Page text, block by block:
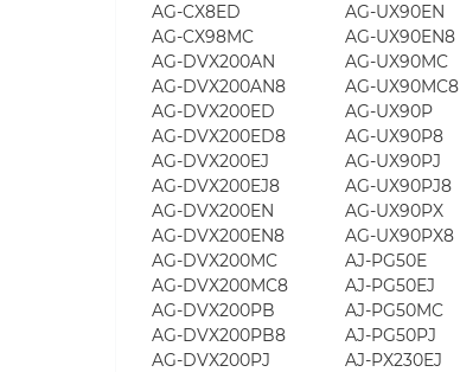
AG-CX8ED
AG-UX90EN
AG-CX98MC
AG-UX90EN8
AG-DVX200AN
AG-UX90MC
AG-DVX200AN8
AG-UX90MC8
AG-DVX200ED
AG-UX90P
AG-DVX200ED8
AG-UX90P8
AG-DVX200EJ
AG-UX90PJ
AG-DVX200EJ8
AG-UX90PJ8
AG-DVX200EN
AG-UX90PX
AG-DVX200EN8
AG-UX90PX8
AG-DVX200MC
AJ-PG50E
AG-DVX200MC8
AJ-PG50EJ
AG-DVX200PB
AJ-PG50MC
AG-DVX200PB8
AJ-PG50PJ
AG-DVX200PJ
AJ-PX230EJ